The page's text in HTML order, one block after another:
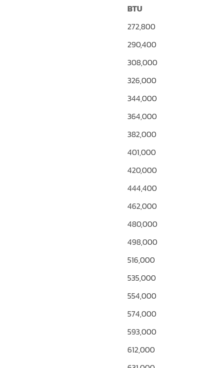
BTU
272,800
290,400
308,000
326,000
344,000
364,000
382,000
401,000
420,000
444,400
462,000
480,000
498,000
516,000
535,000
554,000
574,000
593,000
612,000